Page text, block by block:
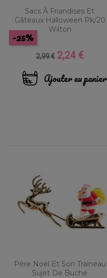
Sacs À Friandises Et
Gâteaux Halloween Pk/20
Wilton
Prix
base
2,99 €
-25%
Prix
2,24 €
Ajouter au panier
Père Noël Et Son Traineau
Sujet De Buche